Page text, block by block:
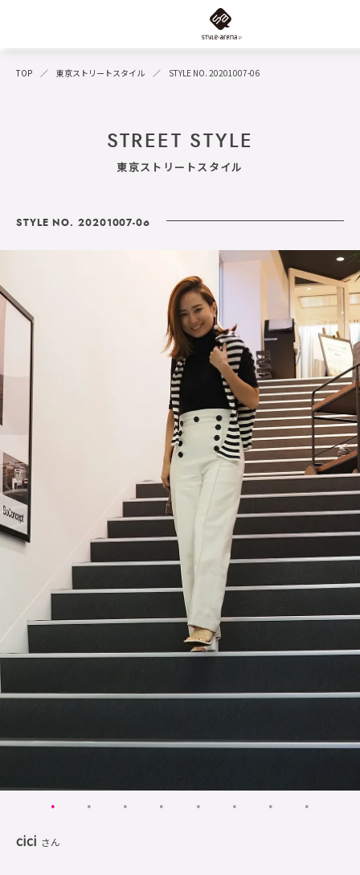
TOP 東京ストリートスタイル STYLE NO. 20201007-06
STREET STYLE
東京ストリートスタイル
STYLE NO. 20201007-06
cici さん